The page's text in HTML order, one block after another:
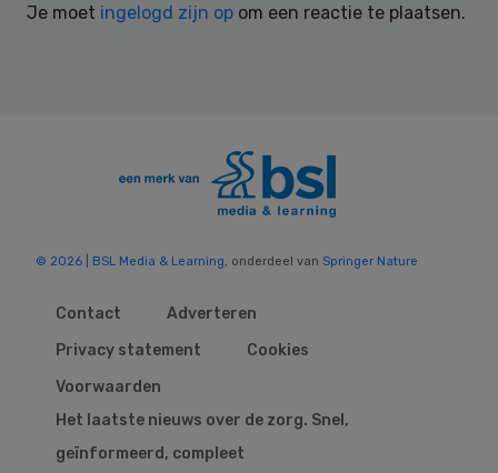
Je moet ingelogd zijn op om een reactie te plaatsen.
© 2026 | BSL Media & Learning, onderdeel van Springer Nature
Contact
Adverteren
Privacy statement
Cookies
Voorwaarden
Het laatste nieuws over de zorg. Snel,
geïnformeerd, compleet